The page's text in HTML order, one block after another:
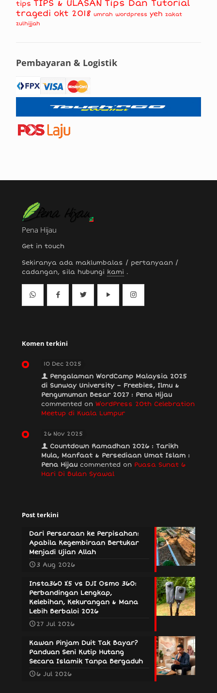
tips TIPS & ULASAN Tips Dan Tutorial
tragedi okt 2018 umrah wordpress yeh zakat
zulhijjah
Pembayaran & Logistik
Pena Hijau
Get in touch
Sekiranya ada maklumbalas / pertanyaan /
cadangan, sila hubungi kami .
Komen terkini
10 Dec 2025
Pengalaman WordCamp Malaysia 2025
di Sunway University – Freebies, Ilmu &
Pengumuman Besar 2027 : Pena Hijau
commented on WordPress 20th Celebration
Meetup di Kuala Lumpur
26 Nov 2025
Countdown Ramadhan 2026 : Tarikh
Mula, Manfaat & Persediaan Umat Islam :
Pena Hijau commented on Puasa Sunat 6
Hari Di Bulan Syawal
Post terkini
Dari Persaraan ke Perpisahan:
Apabila Kegembiraan Bertukar
Menjadi Ujian Allah
3 Aug 2026
Insta360 X5 vs DJI Osmo 360:
Perbandingan Lengkap,
Kelebihan, Kekurangan & Mana
Lebih Berbaloi 2026
27 Jul 2026
Kawan Pinjam Duit Tak Bayar?
Panduan Seni Kutip Hutang
Secara Islamik Tanpa Bergaduh
6 Jul 2026